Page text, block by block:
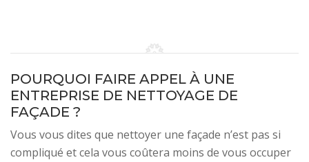
POURQUOI FAIRE APPEL À UNE
ENTREPRISE DE NETTOYAGE DE
FAÇADE ?
Vous vous dites que nettoyer une façade n’est pas si
compliqué et cela vous coûtera moins de vous occuper